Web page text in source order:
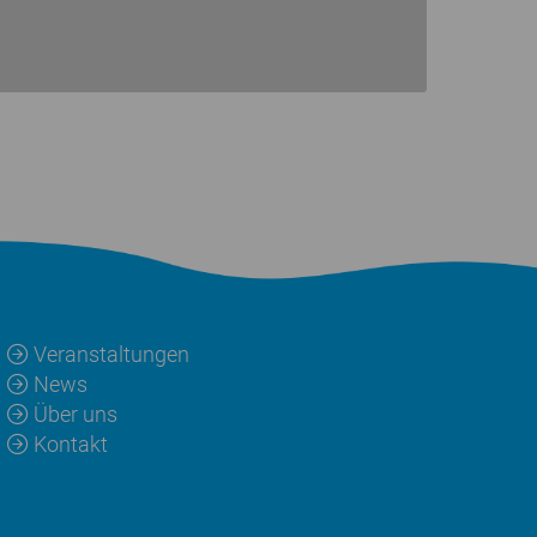
Veranstaltungen
News
Über uns
Kontakt